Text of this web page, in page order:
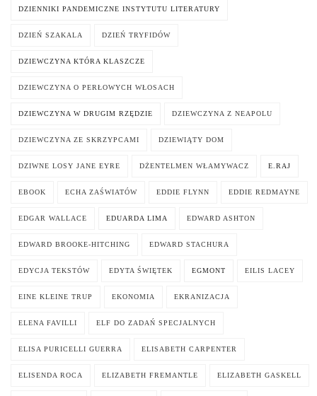
DZIENNIKI PANDEMICZNE INSTYTUTU LITERATURY
DZIEŃ SZAKALA DZIEŃ TRYFIDÓW
DZIEWCZYNA KTÓRA KLASZCZE
DZIEWCZYNA O PERŁOWYCH WŁOSACH
DZIEWCZYNA W DRUGIM RZĘDZIE DZIEWCZYNA Z NEAPOLU
DZIEWCZYNA ZE SKRZYPCAMI DZIEWIĄTY DOM
DZIWNE LOSY JANE EYRE DŻENTELMEN WŁAMYWACZ E.RAJ
EBOOK ECHA ZAŚWIATÓW EDDIE FLYNN EDDIE REDMAYNE
EDGAR WALLACE EDUARDA LIMA EDWARD ASHTON
EDWARD BROOKE-HITCHING EDWARD STACHURA
EDYCJA TEKSTÓW EDYTA ŚWIĘTEK EGMONT EILIS LACEY
EINE KLEINE TRUP EKONOMIA EKRANIZACJA
ELENA FAVILLI ELF DO ZADAŃ SPECJALNYCH
ELISA PURICELLI GUERRA ELISABETH CARPENTER
ELISENDA ROCA ELIZABETH FREMANTLE ELIZABETH GASKELL